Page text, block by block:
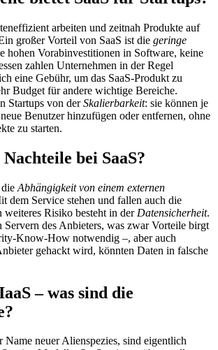
arbeiten und zeitnah Produkte auf
großer Vorteil von SaaS ist die geringe
hohen Vorabinvestitionen in Software, keine
zahlen Unternehmen in der Regel
eine Gebühr, um das SaaS-Produkt zu
Budget für andere wichtige Bereiche.
Startups von derSkalierbarkeit: sie können je
Benutzer hinzufügen oder entfernen, ohne
zu starten.
bei SaaS?
Abhängigkeit von einem externen
dem Service stehen und fallen auch die
weiteres Risiko besteht in der Datensicherheit.
Servern des Anbieters, was zwar Vorteile birgt
Know-How notwendig –, aber auch
gehackt wird, könnten Daten in falsche
– was sind die
Name neuer Alienspezies, sind eigentlich